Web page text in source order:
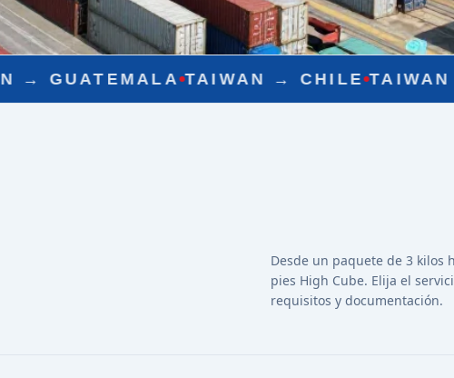
TAIWAN →CHILE TAIWAN → PERÚ
Desde un paquete de 3 kilos
pies High Cube. Elija el
requisitos y documentación.